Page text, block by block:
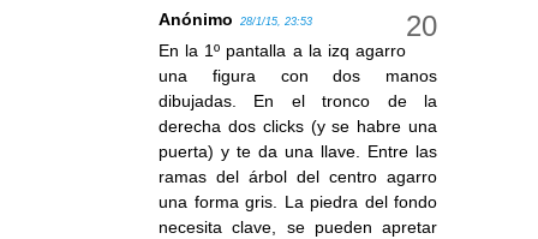
Anónimo 28/1/15, 23:53
En la 1º pantalla a la izq agarro
una figura con dos manos
dibujadas. En el tronco de la
derecha dos clicks (y se habre una
puerta) y te da una llave. Entre las
ramas del árbol del centro agarro
una forma gris. La piedra del fondo
necesita clave, se pueden apretar